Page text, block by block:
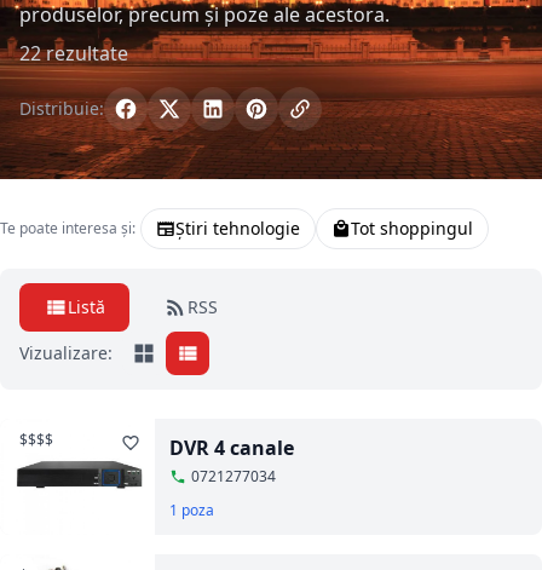
produselor, precum și poze ale acestora.
22 rezultate
Distribuie:
Te poate interesa și: Știri tehnologie Tot shoppingul
Listă
RSS
Vizualizare:
$$$$ DVR 4 canale
0721277034
1 poza